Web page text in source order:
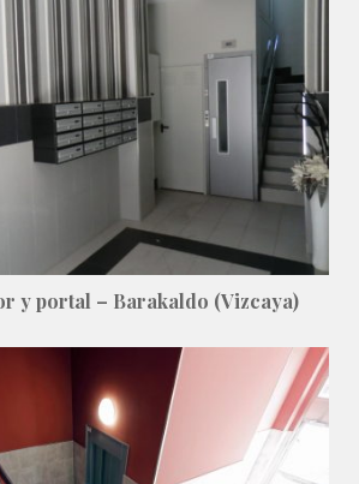
y portal – Barakaldo (Vizcaya)